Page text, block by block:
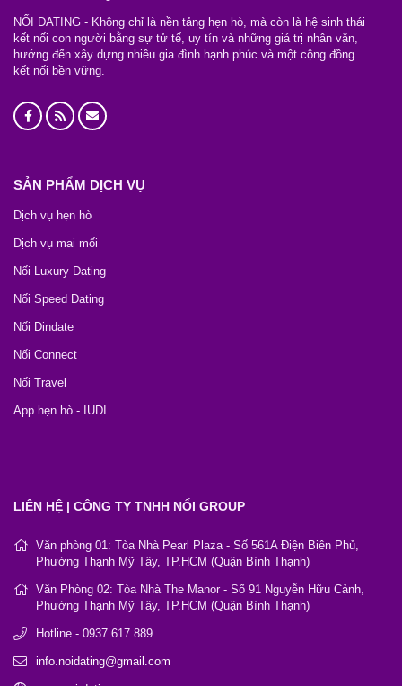
NỐI DATING - Không chỉ là nền tảng hẹn hò, mà còn là hệ sinh thái
kết nối con người bằng sự tử tế, uy tín và những giá trị nhân văn,
hướng đến xây dựng nhiều gia đình hạnh phúc và một cộng đồng
kết nối bền vững.
SẢN PHẨM DỊCH VỤ
Dịch vụ hẹn hò
Dịch vụ mai mối
Nối Luxury Dating
Nối Speed Dating
Nối Dindate
Nối Connect
Nối Travel
App hẹn hò - IUDI
LIÊN HỆ | CÔNG TY TNHH NỐI GROUP
Văn phòng 01: Tòa Nhà Pearl Plaza - Số 561A Điện Biên Phủ,
Phường Thạnh Mỹ Tây, TP.HCM (Quận Bình Thạnh)
Văn Phòng 02: Tòa Nhà The Manor - Số 91 Nguyễn Hữu Cảnh,
Phường Thạnh Mỹ Tây, TP.HCM (Quận Bình Thạnh)
Hotline - 0937.617.889
info.noidating@gmail.com